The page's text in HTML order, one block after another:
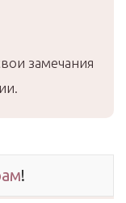
замечания
!